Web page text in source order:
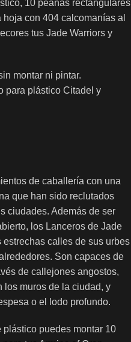
10 peanas rectangulares
con 404 calcomanías al
tus Jade Warriors y
montar ni pintar.
para plástico Citadel y
de caballería con una
que han sido reclutados
ciudades. Además de ser
los Lanceros de Jade
calles de sus urbes
Son capaces de
de callejones angostos,
los muros de la ciudad, y
o el lodo profundo.
puedes montar 10